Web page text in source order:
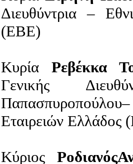
Διευθύντρια –
(ΕΒΕ)
Κυρία Ρεβέκκα
Γενικής
Εταιρειών
Κύριος